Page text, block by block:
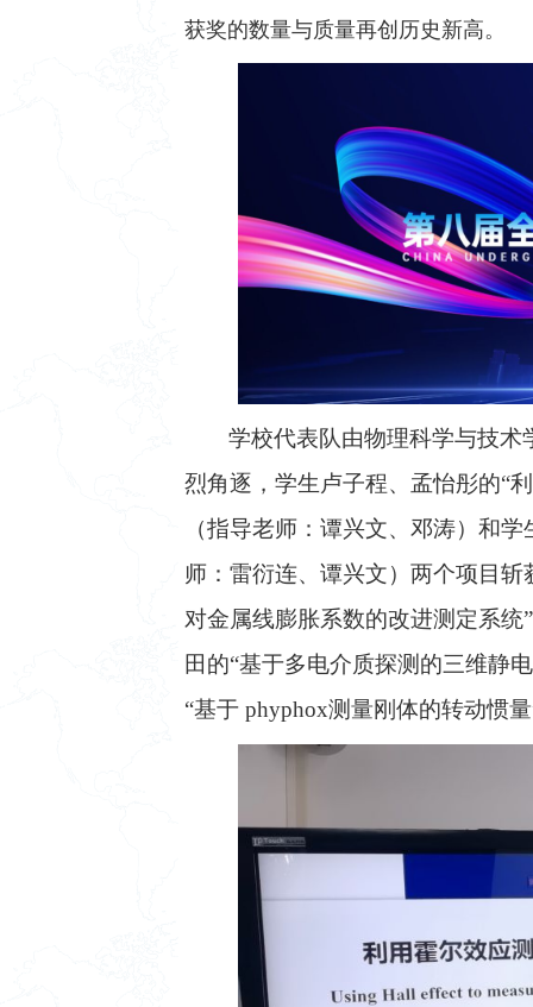
获奖的数量与质量再创历史新高。
学校代表队由物理科学与技
烈角逐，学生卢子程、孟怡彤的“
（指导老师：谭兴文、邓涛）和
师：雷衍连、谭兴文）两个项目
对金属线膨胀系数的改进测定系
田的“基于多电介质探测的三维静
“基于 phyphox测量刚体的转动惯